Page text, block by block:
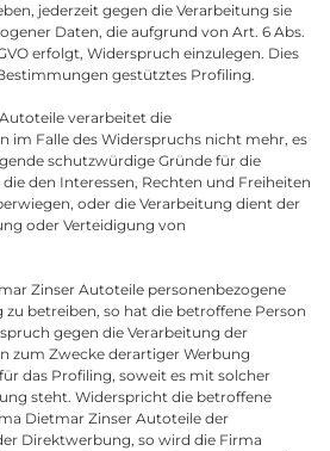
jederzeit gegen die Verarbeitung sie
Daten, die aufgrund von Art. 6 Abs.
erfolgt, Widerspruch einzulegen. Dies
gestütztes Profiling.
verarbeitet die
im Falle des Widerspruchs nicht mehr, es
schutzwürdige Gründe für die
den Interessen, Rechten und Freiheiten
oder die Verarbeitung dient der
oder Verteidigung von
Zinser Autoteile personenbezogene
betreiben, so hat die betroffene Person
gegen die Verarbeitung der
zum Zwecke derartiger Werbung
das Profiling, soweit es mit solcher
steht. Widerspricht die betroffene
Dietmar Zinser Autoteile der
Direktwerbung, so wird die Firma